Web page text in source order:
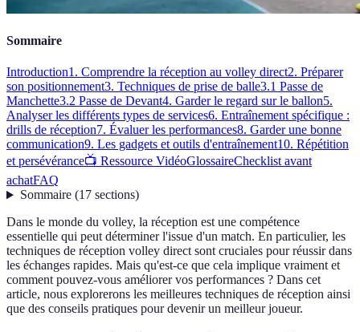
Sommaire
Introduction1. Comprendre la réception au volley direct2. Préparer
son positionnement3. Techniques de prise de balle3.1 Passe de
Manchette3.2 Passe de Devant4. Garder le regard sur le ballon5.
Analyser les différents types de services6. Entraînement spécifique :
drills de réception7. Évaluer les performances8. Garder une bonne
communication9. Les gadgets et outils d'entraînement10. Répétition
et persévérance📺 Ressource VidéoGlossaireChecklist avant
achatFAQ
Sommaire(17 sections)
Dans le monde du volley, la réception est une compétence
essentielle qui peut déterminer l'issue d'un match. En particulier, les
techniques de réception volley direct sont cruciales pour réussir dans
les échanges rapides. Mais qu'est-ce que cela implique vraiment et
comment pouvez-vous améliorer vos performances ? Dans cet
article, nous explorerons les meilleures techniques de réception ainsi
que des conseils pratiques pour devenir un meilleur joueur.